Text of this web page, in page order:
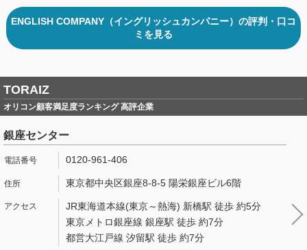
ENGLISH COMPANY（イングリッシュカンパニー）の評判・口コ
ミを見る
TORAIZ
オリコン顧客満足度ランキング 高評企業
銀座センター
0120-961-406
東京都中央区銀座8-8-5 陽栄銀座ビル6階
JR東海道本線(東京～熱海) 新橋駅 徒歩 約5分
東京メトロ銀座線 銀座駅 徒歩 約7分
都営大江戸線 汐留駅 徒歩 約7分